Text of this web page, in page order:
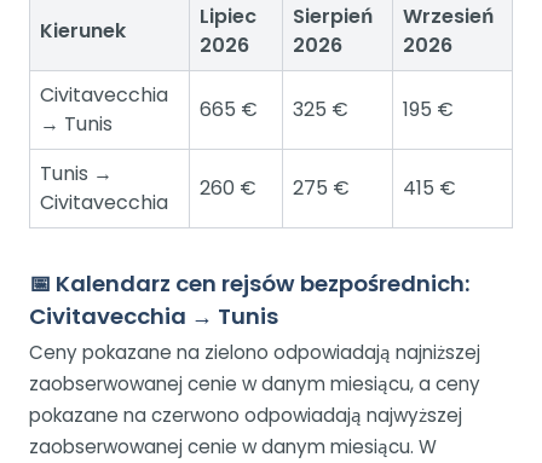
Kierunek
Lipiec
2026
Sierpień
2026
Wrzesień
2026
Civitavecchia
→ Tunis
665 € 325 € 195 €
Tunis →
Civitavecchia
260 € 275 € 415 €
📅 Kalendarz cen rejsów bezpośrednich:
Civitavecchia → Tunis
Ceny pokazane na zielono odpowiadają najniższej
zaobserwowanej cenie w danym miesiącu, a ceny
pokazane na czerwono odpowiadają najwyższej
zaobserwowanej cenie w danym miesiącu. W